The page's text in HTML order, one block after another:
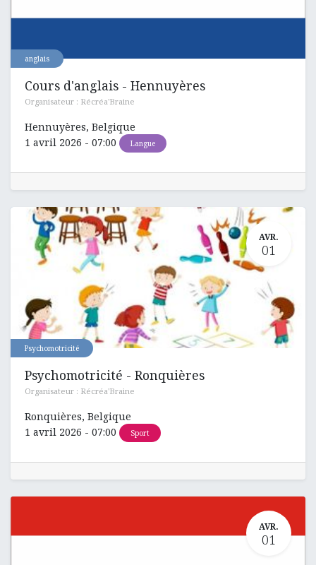
anglais
Cours d'anglais - Hennuyères
Organisateur : Récréa'Braine
Hennuyères, Belgique
1 avril 2026 - 07:00 Langue
AVR.
01
Psychomotricité
Psychomotricité - Ronquières
Organisateur : Récréa'Braine
Ronquières, Belgique
1 avril 2026 - 07:00 Sport
AVR.
01